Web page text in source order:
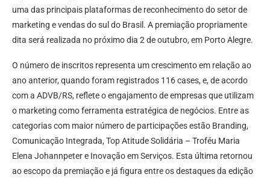
uma das principais plataformas de reconhecimento do setor de
marketing e vendas do sul do Brasil. A premiação propriamente
dita será realizada no próximo dia 2 de outubro, em Porto Alegre.
O número de inscritos representa um crescimento em relação ao
ano anterior, quando foram registrados 116 cases, e, de acordo
com a ADVB/RS, reflete o engajamento de empresas que utilizam
o marketing como ferramenta estratégica de negócios. Entre as
categorias com maior número de participações estão Branding,
Comunicação Integrada, Top Atitude Solidária – Troféu Maria
Elena Johannpeter e Inovação em Serviços. Esta última retornou
ao escopo da premiação e já figura entre os destaques da edição